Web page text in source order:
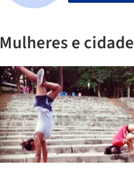
Mulheres e cidade